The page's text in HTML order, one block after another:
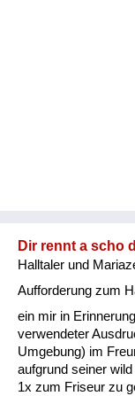
Dir rennt a scho
Halltaler und
Aufforderung zum
ein mir in
verwendeter
Umgebung) im
aufgrund seiner
1x zum Friseur zu